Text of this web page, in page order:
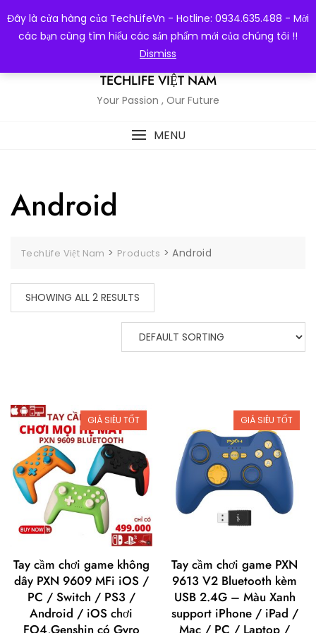
Đây là cửa hàng của TechLifeVn - Hotline: 0934.635.488 - Mời
các bạn cùng tìm hiểu các sản phẩm mới của chúng tôi !!
Dismiss
to
content
TECHLIFE VIỆT NAM
Your Passion , Our Future
MENU
Android
TechLife Việt Nam > Products >Android
SHOWING ALL 2 RESULTS
GIÁ SIÊU TỐT
Tay cầm chơi game không
dây PXN 9609 MFi iOS /
PC / Switch / PS3 /
Android / iOS chơi
FO4,Genshin có Gyro
GIÁ SIÊU TỐT
Tay cầm chơi game PXN
9613 V2 Bluetooth kèm
USB 2.4G – Màu Xanh
support iPhone / iPad /
Mac / PC / Laptop /